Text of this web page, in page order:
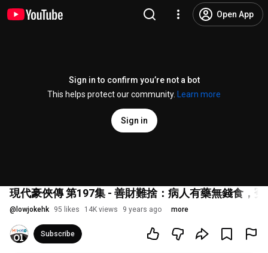
Open App
Sign in to confirm you’re not a bot
This helps protect our community.
Learn more
Sign in
現代豪俠傳 第197集 - 善財難捨：病人有藥無錢食，
@ lowjokehk 95 likes 14K views 9 years ago more
Subscribe